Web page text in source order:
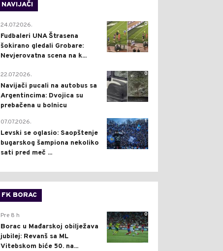
NAVIJAČI
0
24.07.2026.
Fudbaleri UNA Štrasena
šokirano gledali Grobare:
Nevjerovatna scena na k...
0
22.07.2026.
Navijači pucali na autobus sa
Argentincima: Dvojica su
prebačena u bolnicu
1
07.07.2026.
Levski se oglasio: Saopštenje
bugarskog šampiona nekoliko
sati pred meč ...
FK BORAC
0
Pre 8 h
Borac u Mađarskoj obilježava
jubilej: Revanš sa ML
Vitebskom biće 50. na...